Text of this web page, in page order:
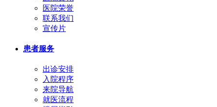
医院荣誉
联系我们
宣传片
患者服务
出诊安排
入院程序
来院导航
就医流程